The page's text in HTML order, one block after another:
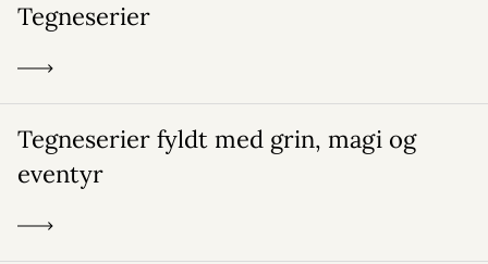
Tegneserier
Tegneserier fyldt med grin, magi og
eventyr